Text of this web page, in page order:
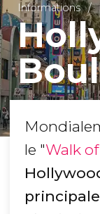
Informations
le "Walk